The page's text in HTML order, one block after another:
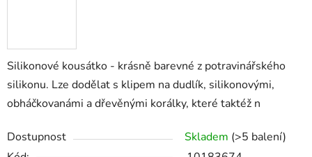
Silikonové kousátko - krásně barevné z potravinářského
silikonu. Lze dodělat s klipem na dudlík, silikonovými,
obháčkovanámi a dřevěnými korálky, které taktéž n
Dostupnost Skladem (>5 balení)